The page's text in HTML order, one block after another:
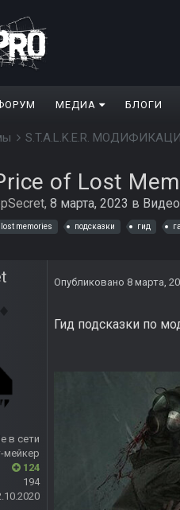
МЕДИА БЛОГИ
S.T.A.L.K.E.R.
of Lost
, 8 марта, 2023 в
memories подсказки гид
в сети
мейкер
124
194
Опубликовано 8 марта,
Гид подсказки по